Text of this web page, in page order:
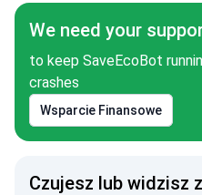
We need your
to keep SaveEcoBot
crashes
Wsparcie Finansowe
Czujesz lub widzisz